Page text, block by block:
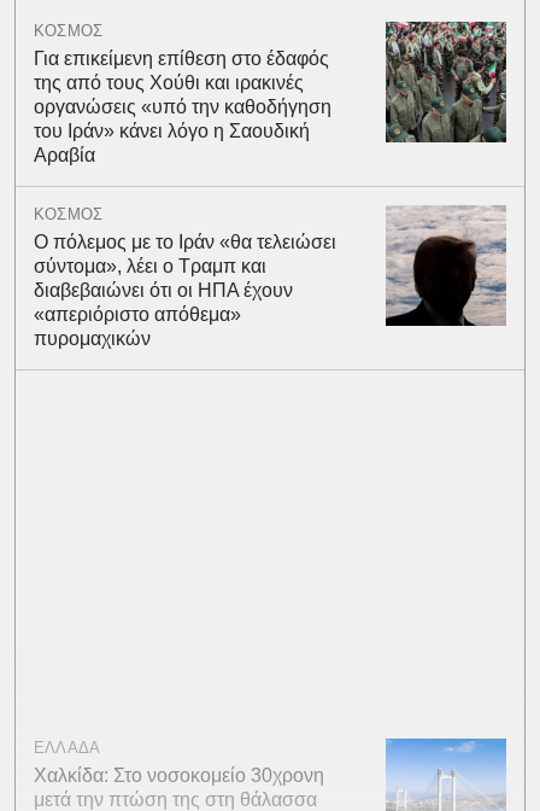
ΚΟΣΜΟΣ
Για επικείμενη επίθεση στο έδαφός
της από τους Χούθι και ιρακινές
οργανώσεις «υπό την καθοδήγηση
του Ιράν» κάνει λόγο η Σαουδική
Αραβία
ΚΟΣΜΟΣ
Ο πόλεμος με το Ιράν «θα τελειώσει
σύντομα», λέει ο Τραμπ και
διαβεβαιώνει ότι οι ΗΠΑ έχουν
«απεριόριστο απόθεμα»
πυρομαχικών
ΕΛΛΑΔΑ
Χαλκίδα: Στο νοσοκομείο 30χρονη
μετά την πτώση της στη θάλασσα